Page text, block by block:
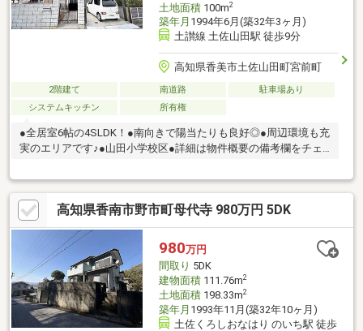
土地面積100m2
築年月 1994年6月(築32年3ヶ月)
土讃線 土佐山田駅 徒歩9分
高知県香美市土佐山田町宮前町
2階建て 南道路
駐車場あり
システムキッチン
所有権
●全居室6帖の4SLDK！●南向きで陽当たりも良好◎●周辺環境も充
実のエリアです♪●山田小学校区●詳細は物件概要の備考欄をチェ
高知県香南市野市町母代寺 980万円 5DK
980万円
間取り 5DK
建物面積111.76m2
土地面積198.33m2
築年月 1993年11月(築32年10ヶ月)
土佐くろしおなはり のいち駅 徒歩